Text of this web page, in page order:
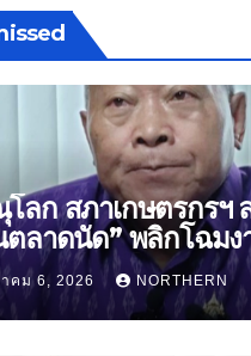
ลก สภาเกษตรกรฯ
ตลาดนัด” พลิกโฉมง
ตรรุ่งเรืองเมืองสองแ
ยชน์เกษตรกร ดึงนวั
จดันสินค้าเกษตรสู่ส
คม 6, 2026 NORTHERN